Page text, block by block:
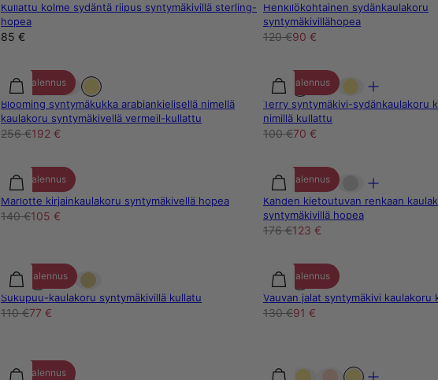
Kullattu kolme sydäntä riipus syntymäkivillä sterling-
hopea
85 €
Henkilökohtainen sydänkaulakoru
syntymäkivillähopea
120 €90 €
25% alennus
Blooming syntymäkukka arabiankielisellä nimellä
kaulakoru syntymäkivellä vermeil-kullattu
256 €192 €
30% alennus
Terry syntymäkivi-sydänkaulakoru
nimillä kullattu
100 €70 €
25% alennus
Marlotte kirjainkaulakoru syntymäkivellä hopea
140 €105 €
30% alennus
Kahden kietoutuvan renkaan
syntymäkivillä hopea
176 €123 €
30% alennus
Sukupuu-kaulakoru syntymäkivillä kullatu
110 €77 €
30% alennus
Vauvan jalat syntymäkivi kaulakoru
130 €91 €
25% alennus